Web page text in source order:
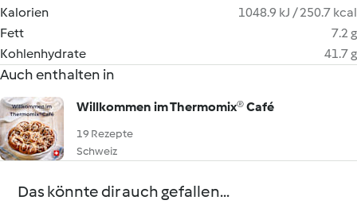
Kalorien
1048.9 kJ / 250.7 kcal
Fett
7.2 g
Kohlenhydrate
41.7 g
Auch enthalten in
Willkommen im Thermomix® Café
19 Rezepte
Schweiz
Das könnte dir auch gefallen...